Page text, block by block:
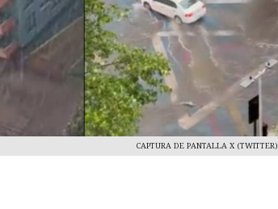
CAPTURA DE PANTALLA X (TWITTER)